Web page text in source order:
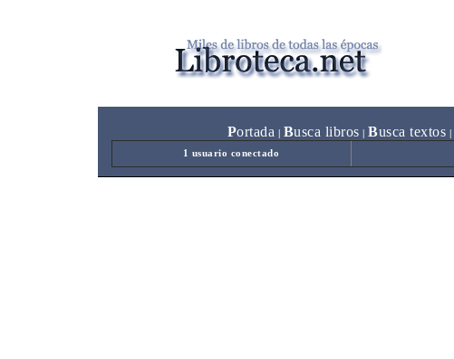
Portada Busca libros Busca textos
1 usuario conectado